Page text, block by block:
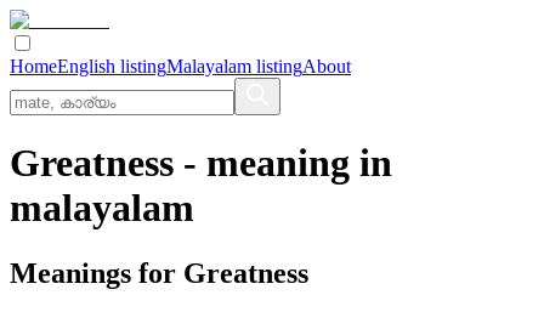
HomeEnglish listingMalayalam listingAbout
Greatness - meaning in
malayalam
Meanings for Greatness